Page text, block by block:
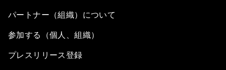
パートナー（組織）について
参加する（個人、組織）
プレスリリース登録